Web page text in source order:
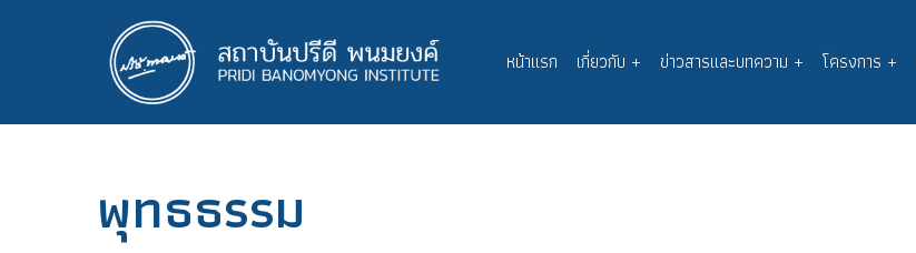
Main
navigation
หน้าแรก เกี่ยวกับ + ข่าวสารและบทความ + โครงการ +
พุทธธรรม